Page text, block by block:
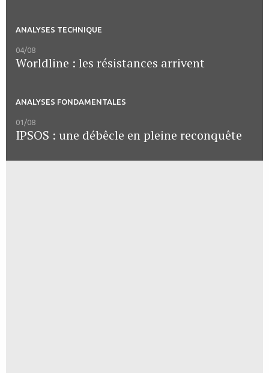
ANALYSES TECHNIQUE
04/08
Worldline : les résistances arrivent
ANALYSES FONDAMENTALES
01/08
IPSOS : une débêcle en pleine reconquête